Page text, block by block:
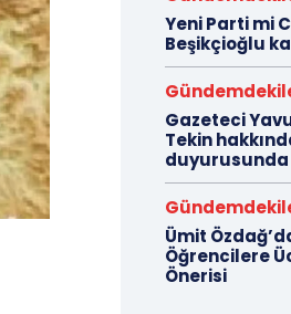
Yeni Parti mi
Beşikçioğlu
Gazeteci
Tekin
Ümit
Öğrencilere
Önerisi